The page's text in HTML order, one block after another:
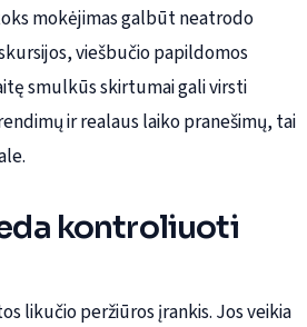
mokėjimas galbūt neatrodo
viešbučio papildomos
smulkūs skirtumai gali virsti
ir realaus laiko pranešimų, tai
kontroliuoti
likučio peržiūros įrankis. Jos veikia